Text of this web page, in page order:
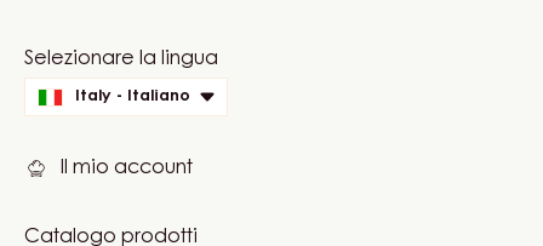
Website
quick
Selezionare la lingua
Italy - Italiano
Il mio account
Catalogo prodotti